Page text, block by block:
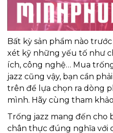
Bất kỳ sản phẩm nào
xét kỹ những yếu tố như
ích, công nghệ… Mua
jazz cũng vậy, bạn cần
trên để lựa chọn ra dòng
mình. Hãy cùng tham
Trống jazz mang đến cho
chân thực đúng nghĩa với